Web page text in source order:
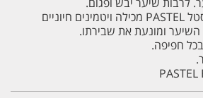
המסכה בוראג' מבית פסטל PASTEL מכילה ויטמינים חיוניים
ומונעת את שבירתו.
חפיפה.